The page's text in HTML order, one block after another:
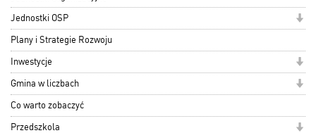
Jednostki OSP
Plany i Strategie Rozwoju
Inwestycje
Gmina w liczbach
Co warto zobaczyć
Przedszkola